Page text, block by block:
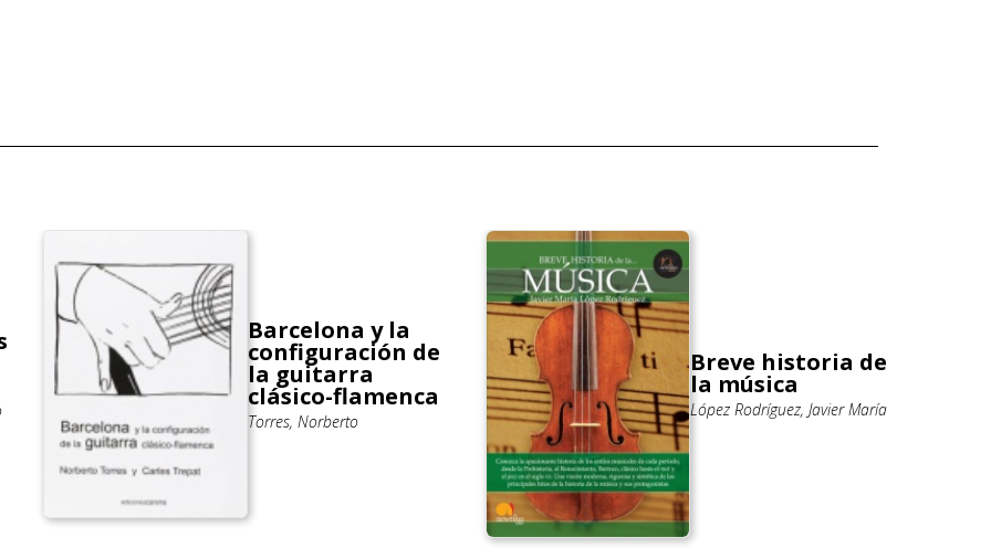
Barcelona y la
configuración de
la guitarra
clásico-flamenca
Torres, Norberto
Breve historia de
la música
López Rodríguez, Javier María